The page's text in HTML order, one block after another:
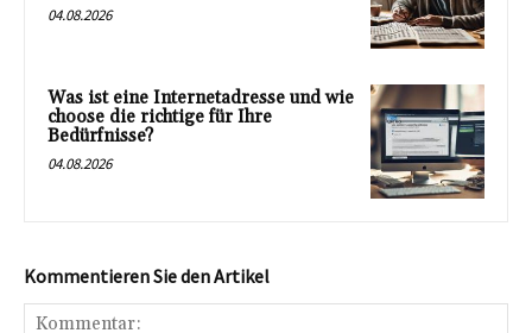
04.08.2026
Was ist eine Internetadresse und wie
choose die richtige für Ihre
Bedürfnisse?
04.08.2026
Kommentieren Sie den Artikel